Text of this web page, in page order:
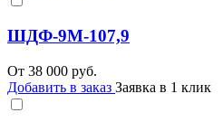
ШДФ-9М-107,9
От 38 000 руб.
Добавить в заказ Заявка в 1 клик